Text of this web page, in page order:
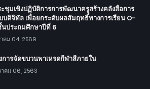
ชุมเชิงปฏิบัติการการพัฒนาครูสร้างคลังสื่อการ
ดิจิทัล เพื่อยกระดับผลสัมฤทธิ์ทางการเรียน O-
นประถมศึกษาปีที่ 6
คม 04, 2569
การจัดขบวนพาเหรดกีฬาสีภายใน
คม 06, 2563